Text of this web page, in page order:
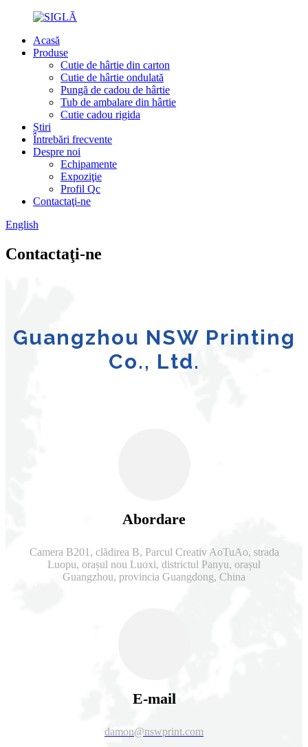
Acasă
Produse
Cutie de hârtie din carton
Cutie de hârtie ondulată
Pungă de cadou de hârtie
Tub de ambalare din hârtie
Cutie cadou rigida
Știri
Întrebări frecvente
Despre noi
Echipamente
Expoziţie
Profil Qc
Contactaţi-ne
English
Contactaţi-ne
Guangzhou NSW Printing
Co., Ltd.
Abordare
Camera B201, clădirea B, Parcul Creativ AoTuAo, strada
Luopu, orașul nou Luoxi, districtul Panyu, orașul
Guangzhou, provincia Guangdong, China
E-mail
damon@nswprint.com